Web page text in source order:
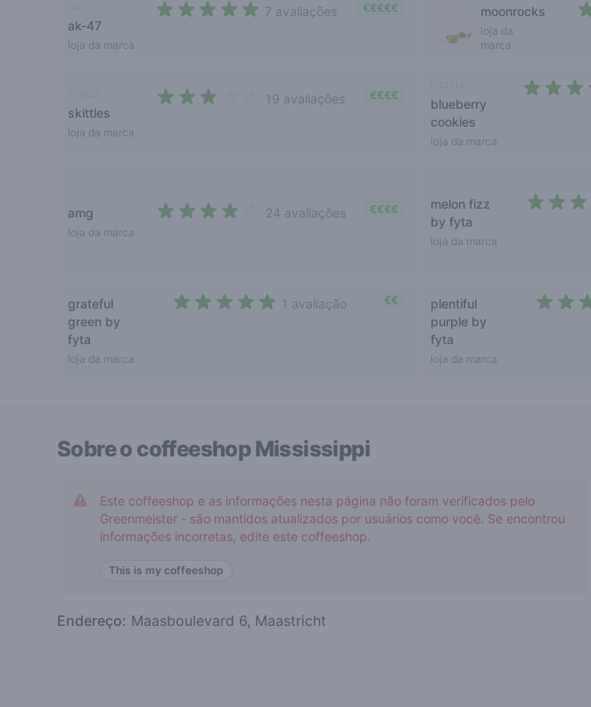
ak-47
loja da marca
7 avaliações €€€€€ moonrocks
loja da
marca
skittles
loja da marca
19 avaliações €€€€
blueberry
cookies
loja da marca
amg
loja da marca
24 avaliações €€€€
melon fizz
by fyta
loja da marca
grateful
green by
fyta
loja da marca
1 avaliação €€
plentiful
purple by
fyta
loja da marca
Sobre o coffeeshopMississippi
Este coffeeshop e as informações nesta página não foram verificados pelo
Greenmeister - são mantidos atualizados por usuários como você. Se encontrou
informações incorretas, edite este coffeeshop.
This is my coffeeshop
Endereço: Maasboulevard 6, Maastricht